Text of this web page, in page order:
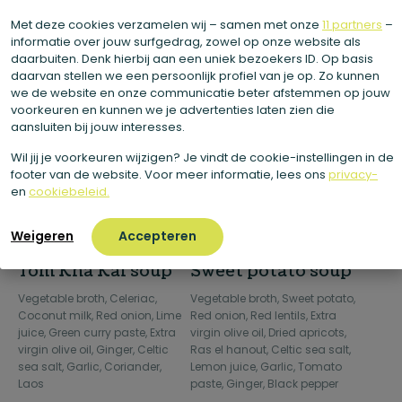
Met deze cookies verzamelen wij – samen met onze 11 partners –
informatie over jouw surfgedrag, zowel op onze website als
daarbuiten. Denk hierbij aan een uniek bezoekers ID. Op basis
daarvan stellen we een persoonlijk profiel van je op. Zo kunnen
we de website en onze communicatie beter afstemmen op jouw
voorkeuren en kunnen we je advertenties laten zien die
aansluiten bij jouw interesses.
Wil jij je voorkeuren wijzigen? Je vindt de cookie-instellingen in de
footer van de website. Voor meer informatie, lees ons privacy-
en cookiebeleid.
Weigeren Accepteren
€5,95
incl. VAT
€5,95
incl. VAT
Tom Kha Kai soup
Vegetable broth, Celeriac,
Coconut milk, Red onion, Lime
juice, Green curry paste, Extra
virgin olive oil, Ginger, Celtic
sea salt, Garlic, Coriander,
Laos
Sweet potato soup
Vegetable broth, Sweet potato,
Red onion, Red lentils, Extra
virgin olive oil, Dried apricots,
Ras el hanout, Celtic sea salt,
Lemon juice, Garlic, Tomato
paste, Ginger, Black pepper